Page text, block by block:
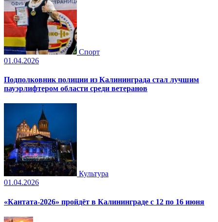
Спорт
01.04.2026
Подполковник полиции из Калининграда стал лучшим
пауэрлифтером области среди ветеранов
Культура
01.04.2026
«Кантата-2026» пройдёт в Калининграде с 12 по 16 июня